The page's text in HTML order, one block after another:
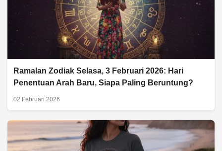
Ramalan Zodiak Selasa, 3 Februari 2026: Hari
Penentuan Arah Baru, Siapa Paling Beruntung?
02 Februari 2026